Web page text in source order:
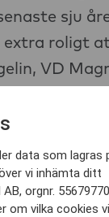
sju
extra roligt
VD
data som lagras
vi inhämta ditt
orgnr.
om vilka cookies vi